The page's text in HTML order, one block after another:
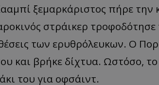
ξεμαρκάριστος πήρε
στράικερ
των ερυθρόλευκων. Ο
και βρήκε δίχτυα. Ωστόσο,
του για οφσάιντ.